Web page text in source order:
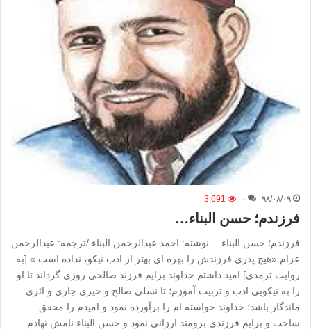
۹۸/۰۸/۰۹ ۰ 3,691
فرزندم؛ حسن البناء…
فرزندم؛ حسن البناء… نوشته: احمد عبدالرحمن البناء /ترجمه: عبدالرحمن
عزام «هیچ پدری فرزندش را بهره ای بهتر از ادب نیکو، نداده است.» [به
روایت ترمذی] امید داشتم خداوند برایم فرزند صالحی روزی گرداند تا او
را به نیکویی ادب و تربیت آموزم؛ تا نسلی صالح و خیری جاری و اثری
ماندگار باشد؛ خداوند خواسته ام را برآورده نمود و امیدم را محقق
ساخت و برایم فرزندی برومند ارزانی نمود و حسن البناء نامش نهادم.